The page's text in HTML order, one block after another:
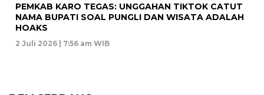
PEMKAB KARO TEGAS: UNGGAHAN TIKTOK CATUT
NAMA BUPATI SOAL PUNGLI DAN WISATA ADALAH
HOAKS
2 Juli 2026 | 7:56 am WIB